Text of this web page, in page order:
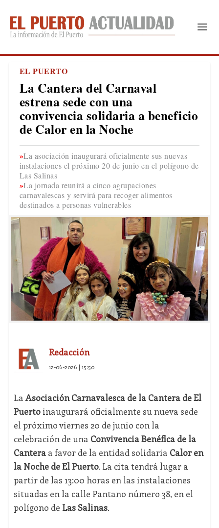
EL PUERTO
La Cantera del Carnaval
estrena sede con una
convivencia solidaria a beneficio
de Calor en la Noche
La asociación inaugurará oficialmente sus nuevas
instalaciones el próximo 20 de junio en el polígono de
Las Salinas
La jornada reunirá a cinco agrupaciones
carnavalescas y servirá para recoger alimentos
destinados a personas vulnerables
Redacción
12-06-2026 | 15:50
La Asociación Carnavalesca de la Cantera de El
Puertoinaugurará oficialmente su nueva sede
el próximo viernes 20 de junio con la
celebración de una Convivencia Benéfica de la
Canteraa favor de la entidad solidaria Calor en
la Noche de El Puerto. La cita tendrá lugar a
partir de las 13:00 horas en las instalaciones
situadas en la calle Pantano número 38, en el
polígono de Las Salinas.